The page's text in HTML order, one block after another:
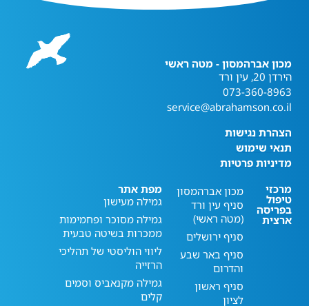
מכון אברהמסון - מטה ראשי
הירדן 20, עין ורד
073-360-8963
service@abrahamson.co.il
הצהרת נגישות
תנאי שימוש
מדיניות פרטיות
מרכזי
טיפול
בפריסה
ארצית
מכון אברהמסון
סניף עין ורד
(מטה ראשי)
סניף ירושלים
סניף באר שבע
והדרום
סניף ראשון
לציון
מפת אתר
גמילה מעישון
גמילה מסוכר ופחמימות
ממכרות בשיטה טבעית
ליווי הוליסטי של תהליכי
הרזייה
גמילה מקנאביס וסמים
קלים